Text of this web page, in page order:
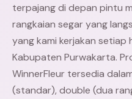
terpajang di depan pintu
rangkaian segar yang
yang kami kerjakan setiap
Kabupaten Purwakarta.
WinnerFleur tersedia
(standar), double (dua